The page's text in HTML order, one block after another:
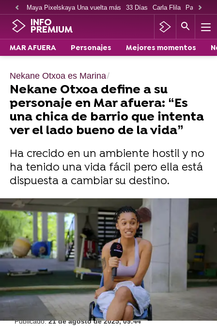
Maya Pixelskaya Una vuelta más 33 Días Carla Flila Paco
INFO
PREMIUM
MAR AFUERA Personajes Mejores momentos
Nekane Otxoa es Marina
Nekane Otxoa define a su
personaje en Mar afuera: “Es
una chica de barrio que intenta
ver el lado bueno de la vida”
Ha crecido en un ambiente hostil y no
ha tenido una vida fácil pero ella está
dispuesta a cambiar su destino.
Carlos es “un chico de un barrio complicado
con buen corazón”. Hugo Welzel nos presenta
a su personaje en Mar afuera
Victoria Esquilas
Publicado:21 de agosto de 2025, 09:44